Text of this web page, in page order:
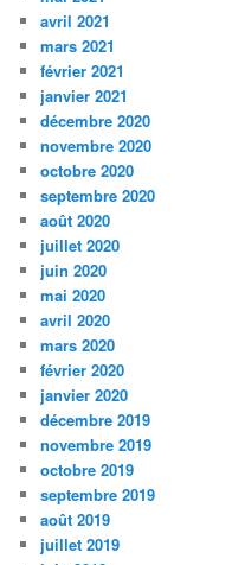
avril 2021
mars 2021
février 2021
janvier 2021
décembre 2020
novembre 2020
octobre 2020
septembre 2020
août 2020
juillet 2020
juin 2020
mai 2020
avril 2020
mars 2020
février 2020
janvier 2020
décembre 2019
novembre 2019
octobre 2019
septembre 2019
août 2019
juillet 2019